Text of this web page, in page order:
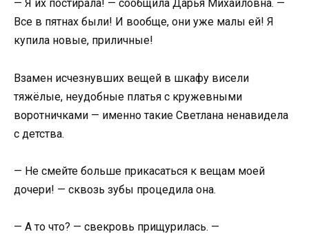
— Я их постирала! — сообщила Дарья Михайловна. —
Все в пятнах были! И вообще, они уже малы ей! Я
купила новые, приличные!
Взамен исчезнувших вещей в шкафу висели
тяжёлые, неудобные платья с кружевными
воротничками — именно такие Светлана ненавидела
с детства.
— Не смейте больше прикасаться к вещам моей
дочери! — сквозь зубы процедила она.
— А то что? — свекровь прищурилась. —